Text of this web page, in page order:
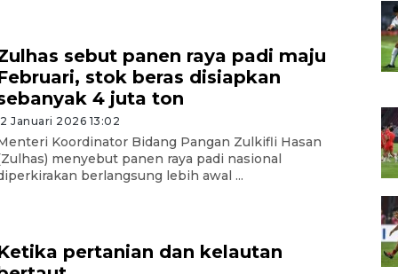
sebut panen raya padi maju
stok beras disiapkan
4 juta ton
Januari 2026 13:02
Koordinator Bidang Pangan Zulkifli Hasan
menyebut panen raya padi nasional
berlangsung lebih awal ...
pertanian dan kelautan